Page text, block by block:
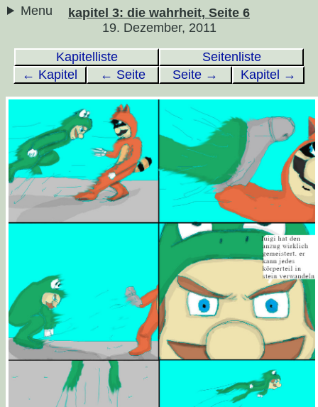
kapitel 3: die wahrheit, Seite 6
19. Dezember, 2011
Kapitelliste
Seitenliste
← Kapitel
← Seite Seite → Kapitel →
Menu